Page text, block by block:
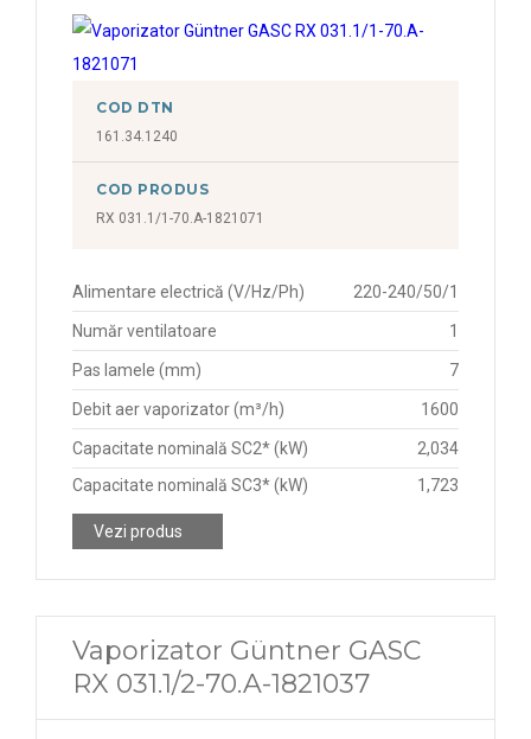
COD DTN
161.34.1240
COD PRODUS
RX 031.1/1-70.A-1821071
Alimentare electrică (V/Hz/Ph) 220-240/50/1
Număr ventilatoare 1
Pas lamele (mm) 7
Debit aer vaporizator (m³/h) 1600
Capacitate nominală SC2* (kW)
2,034
Capacitate nominală SC3* (kW)
1,723
Vezi produs
Vaporizator Güntner GASC
RX 031.1/2-70.A-1821037